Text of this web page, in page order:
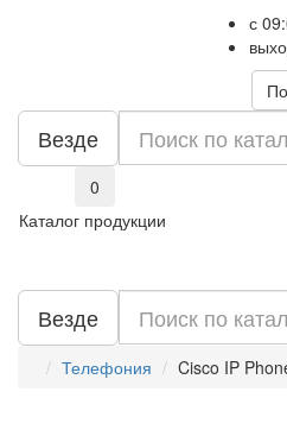
с
Везде
0
Каталог продукции
Везде
Телефония Cisco IP